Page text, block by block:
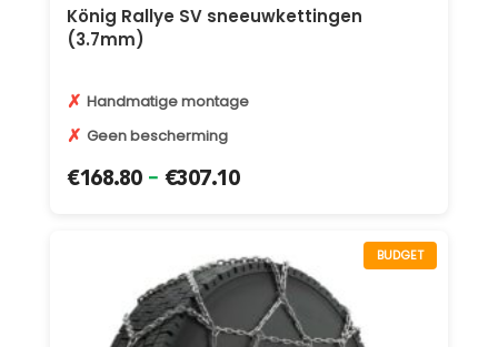
König Rallye SV sneeuwkettingen
(3.7mm)
✗ Handmatige montage
✗ Geen bescherming
€168.80 - €307.10
BUDGET